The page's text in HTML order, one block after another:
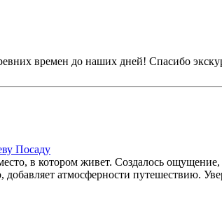
времен до наших дней! Спасибо
Посаду
в котором живет. Создалось
атмосферности путешествию.